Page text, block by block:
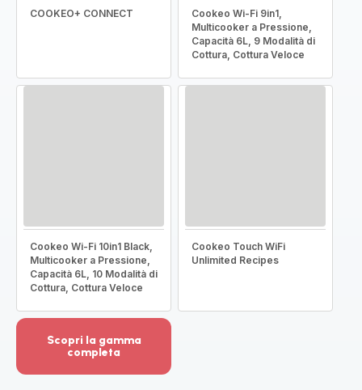
COOKEO+ CONNECT
Cookeo Wi-Fi 9in1,
Multicooker a Pressione,
Capacità 6L, 9 Modalità di
Cottura, Cottura Veloce
Cookeo Wi-Fi 10in1 Black,
Multicooker a Pressione,
Capacità 6L, 10 Modalità di
Cottura, Cottura Veloce
Cookeo Touch WiFi
Unlimited Recipes
Scopri la gamma
completa